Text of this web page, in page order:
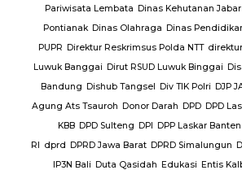
Pariwisata Lembata Dinas Kehutanan Jabar
Pontianak Dinas Olahraga Dinas
PUPR Direktur Reskrimsus Polda NTT
Luwuk Banggai Dirut RSUD Luwuk Binggai
Bandung Dishub Tangsel Div TIK Polri DJP
Agung Ats Tsauroh Donor Darah DPD DPD
KBB DPD Sulteng DPI DPP Laskar Banten
RI dprd DPRD Jawa Barat DPRD Simalungun
IP3N Bali Duta Qasidah Edukasi Entis